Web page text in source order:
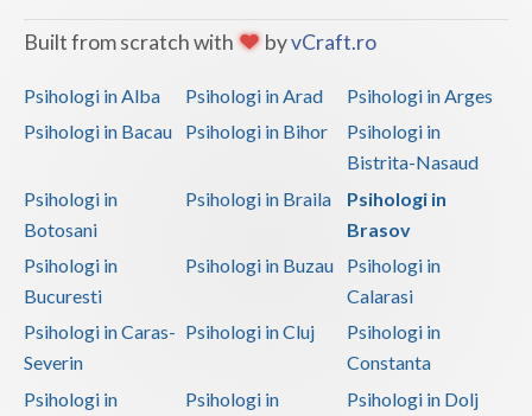
Built from scratch with byvCraft.ro
Psihologi in Alba Psihologi in Arad
Psihologi in Arges
Psihologi in Bacau
Psihologi in Bihor
Psihologi in
Bistrita-Nasaud
Psihologi in
Botosani
Psihologi in Braila
Psihologi in
Brasov
Psihologi in
Bucuresti
Psihologi in Buzau
Psihologi in
Calarasi
Psihologi in Caras-
Severin
Psihologi in Cluj
Psihologi in
Constanta
Psihologi in
Psihologi in
Psihologi in Dolj